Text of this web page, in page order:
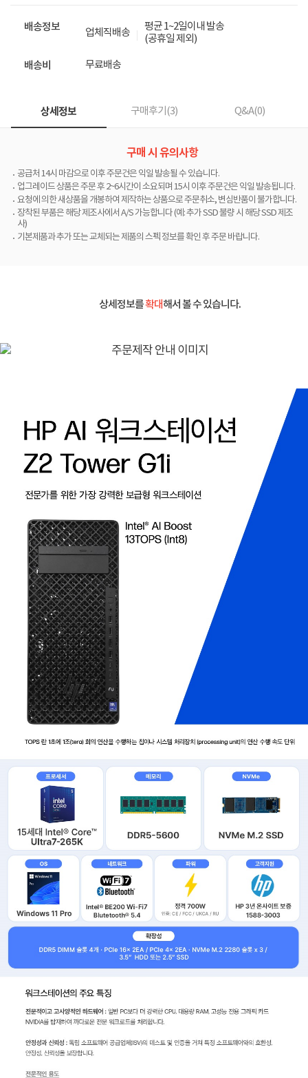
배송정보 업체직배송
평균 1~2일이내 발송
(공휴일 제외)
배송비 무료배송
상세정보 구매후기(3) Q&A(0)
구매 시 유의사항
공급처 14시 마감으로 이후 주문건은 익일 발송될 수 있습니다.
업그레이드 상품은 주문 후 2~6시간이 소요되며 15시 이후 주문건은 익일 발송됩니다.
요청에 의한 새상품을 개봉하여 제작하는 상품으로 주문취소, 변심반품이 불가합니다.
장착된 부품은 해당 제조사에서 A/S 가능합니다 (예: 추가 SSD 불량 시 해당 SSD 제조
사)
기본제품과 추가 또는 교체되는 제품의 스펙 정보를 확인 후 주문 바랍니다.
상세정보를확대해서 볼 수 있습니다.